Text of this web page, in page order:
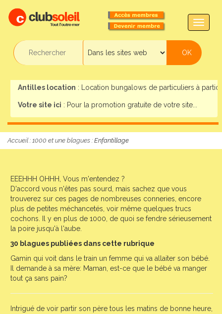
Antilles location : Location bungalows de particuliers à
Votre site ici : Pour la promotion gratuite de votre site...
Accueil : 1000 et une blagues : Enfantillage
EEEHHH OHHH, Vous m'entendez ?
D'accord vous n'êtes pas sourd, mais sachez que vous
trouverez sur ces pages de nombreuses conneries, encore
plus de petites méchancetés, voir même quelques trucs
cochons. Il y en plus de 1000, de quoi se fendre sérieusement
la poire jusqu'à l'aube.
30 blagues publiées dans cette rubrique
Gamin qui voit dans le train un femme qui va allaiter son bébé.
Il demande à sa mère: Maman, est-ce que le bébé va manger
tout ça sans pain?
Intrigué de voir partir son père tous les matins de bonne heure,